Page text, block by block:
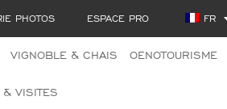
PHOTOS ESPACE PRO FR
VIGNOBLE & CHAIS OENOTOURISME
& VISITES